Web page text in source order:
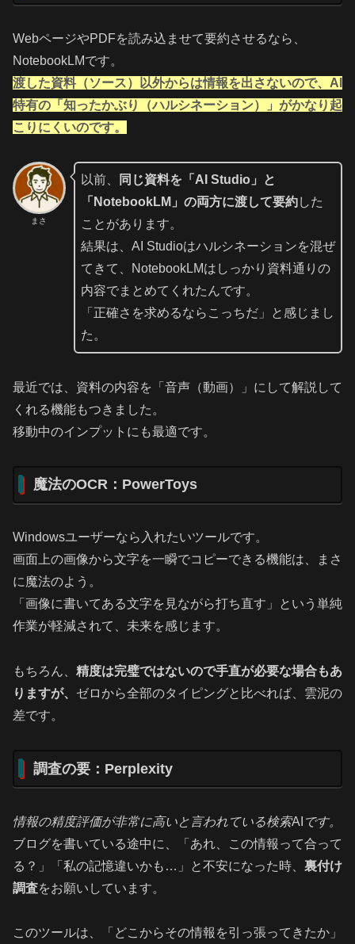
WebページやPDFを読み込ませて要約させるなら、
NotebookLMです。
渡した資料（ソース）以外からは情報を出さないので、AI
特有の「知ったかぶり（ハルシネーション）」がかなり起
こりにくいのです。
まさ
以前、
同じ資料を「AI Studio」と
「NotebookLM」の両方に渡して要約した
ことがあります。
結果は、AI Studioはハルシネーションを混ぜ
てきて、NotebookLMはしっかり資料通りの
内容でまとめてくれたんです。
「正確さを求めるならこっちだ」と感じまし
た。
最近では、資料の内容を「音声（動画）」にして解説して
くれる機能もつきました。
移動中のインプットにも最適です。
魔法のOCR：PowerToys
Windowsユーザーなら入れたいツールです。
画面上の画像から文字を一瞬でコピーできる機能は、まさ
に魔法のよう。
「画像に書いてある文字を見ながら打ち直す」という単純
作業が軽減されて、未来を感じます。
もちろん、 精度は完璧ではないので手直が必要な場合もあ
りますが、 ゼロから全部のタイピングと比べれば、雲泥の
差です。
調査の要：Perplexity
情報の精度評価が非常に高いと言われている検索AI です。
ブログを書いている途中に、「あれ、この情報って合って
る？」「私の記憶違いかも…」と不安になった時、 裏付け
調査をお願いしています。
このツールは、「どこからその情報を引っ張ってきたか」